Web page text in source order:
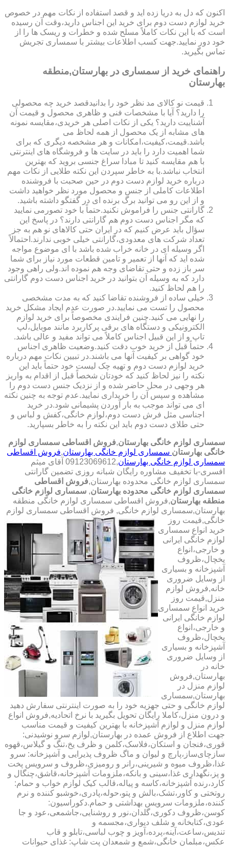
اکنون که دل به دریا زده اید و قصد استفاده از نکات مهم در خصوص
خرید لوازم دست دوم برای خرید این اجناس دارید،وقت آن رسیده
است که با این نکات کاملاً مسلح شده و خطرات و ریسک ها را از
خود دور نمایید.جهت کسب اطلاعات بیشتر با سمساری تجریش
تماس بگیرید.
راهنمای خرید از سمساری در بهارستان,منطقه
بهارستان
قیمت نو کالای مد نظر خود را بدانیدقصد خرید چه محصولی
را دارید؟ آیا با مشخصات فنی و ظاهری محصول و قیمت آن
آشناییت دارید؟ یکی از نکات اصلی هر خریدی،مقایسه نمونه
های مشابه از یک محصول از همه لحاظ می
باشد.قیمت،کیفیت،امکانات و هر مشخصه دیگری که برای
شما اهمیت دارد را باید در سایت ها و فروشگاه های اینترنتی
با هم مقایسه کنید تا مبادا سراغ جنسی بروید که بهترین
انتخاب نباشد.با به خاطر سپردن این نکته طلایی از نکات مهم
درباره خرید لوازم دست دوم در حین صحبت با فروشنده
اطلاعات کاملی از جنس و محصول مورد نظر خواهید داشت
و از این رو می توانید برگ برنده ای در گفتگو داشته باشید.
گارانتی جنس را فراموش نکنید.حتماً با خود تصورمی نمایید
که مگر اجناس دست دوم هم گارانتی دارند؟ در پاسخ این
سؤال باید عرض کنیم که در ایران حتی کالاهای نو هم به جز
تعداد شرکت های معدودی،گارانتی خیلی خوبی ندارند.احتمالاً
اگر وسیله ای در خانه خراب شده باشد با ای موضوع مواجه
شده اید که آنها از تعمیر و تامین قطعات مورد نیاز برای شما
سر باز زده و حتی تقاضای وجه هم نموده اند.ولی راهی وجود
دارد که به وسیله آن بتوانید در خرید اجناس دست دوم گارانتی
را هم لحاظ کنید.
خیلی ساده از فروشنده تقاضا کنید که به مدت مشخصی
محصول را تست می نمایید.در صورت عدم ایجاد مشکل خرید
را نهایی می کنید.چنین فرایندی مخصوصاً برای خرید لوازم
الکترونیکی و دستگاه های برقی پرکاربرد مانند موبایل،لپ
تاپ و از این قبیل اجناس کاملاً می تواند مفید و عالی باشد.
حتماً قبل از خرید خوب دقت کنید.وضعیت ظاهری اجناس
خود گواهی بر کیفیت آنها می باشند.در تبیین نکات مهم درباره
خرید لوازم دست دوم و تهیه چک لیست خود حتماً باید این
نکته را نیز لحاظ کنید که خودتان شخصاً قبل از اقدام به واریز
هر وجهی در محل حاضر شده و از نزدیک جنس دست دوم را
مشاهده و سپس آن را خریداری نمایید.عدم توجه به چنین نکته
ای می تواند موجب به بار آوردن پشیمانی شود.در خرید
اجناسی مثل فرش دست دوم،لوازم خانگی،کفش و لباس و
حتی طلای دست دوم باید این نکته را به خاطر بسپارید.
سمساری لوازم خانگی بهارستان,فروش اقساطی سمساری لوازم
خانگی بهارستان سمساری لوازم خانگی بهارستان,فروش اقساطی
سمساری لوازم خانگی بهارستان
,09123069612 آقای میثم
افسری-با تخفیف مشاوره رایگان شبانه روزی تضمین گارانتی
سمساری لوازم خانگی محدوده بهارستان,فروش اقساطی
سمساری لوازم خانگی محدوده بهارستان, سمساری لوازم خانگی
منطقه بهارستان,فروش اقساطی سمساری لوازم خانگی منطقه
بهارستان,سمساری لوازم خانگی, فروش اقساطی سمساری لوازم
خانگی,قیمت روز
خرید انواع سمساری
لوازم خانگی ایرانی
و خارجی،انواع
یخچال،ظروف
آشپزخانه و بسیاری
از وسایل ضروری
خانه,فروش لوازم
منزل,قیمت روز
خرید انواع سمساری
لوازم خانگی ایرانی
و خارجی،انواع
یخچال،ظروف
آشپزخانه و بسیاری
از وسایل ضروری
خانه در
بهارستان,فروش
لوازم منزل در
بهارستان,سمساری
لوازم خانگی و حتی جهزیه خود را به صورت اینترنتی سفارش دهید
و درون منزل،کاملا رایگان تحویل بگیرید با نرخ اتحادیه,فروش انواع
لوازم منزل و لوازم آشپزخانه با بهترین کیفیت و قیمت مناسب
جهت اطلاع از فروش عمده در بهارستان,لوازم سرو نوشیدنی:
قوری،فنجان و استکان،فلاسک،کلمن و ظرف یخ،تنگ و گیلاس،قهوه
سازچای‌ساز،پارچ و لیوان و ماگ ظروف پذیرایی و آشپزخانه: سرو
غذا،ظروف میوه و شیرینی،رانر و رومیزی،ظروف و سرویس پخت
و پز،نگهداری غذا،سینی و بانکه،ملزومات آشپزخانه،قاشق،چنگال و
کارد،رنده آشپزخانه،کاسه و پیاله،قالب کیک لوازم خواب و حمام:
روتختی و کاور،تشک،بالش و پتو،حوله،پادری،خوشبو کننده و نرم
کننده،ملزومات سرویس بهداشتی و حمام.دکوراسیون:
کوسن،ظروف دکوری،گلدان،نور و روشنایی،جاشمعی،عود و جا
عودی،کتابخانه و شلف دیواری،مجسمه و
تندیس،ساعت،آینه،پرده،آویز و چوب لباسی،تابلو و قاب
عکس،مبلمان خانگی،شمع و شمعدان پت شاپ: غذای حیوانات